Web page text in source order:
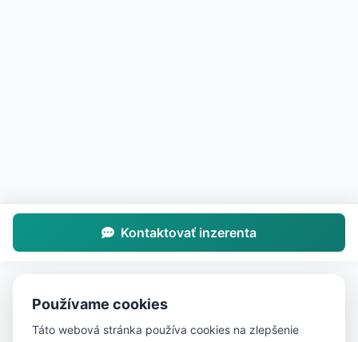
Kontaktovať inzerenta
Používame cookies
Táto webová stránka používa cookies na zlepšenie